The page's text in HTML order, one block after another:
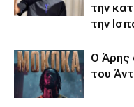
την
την
Ο Άρης
του